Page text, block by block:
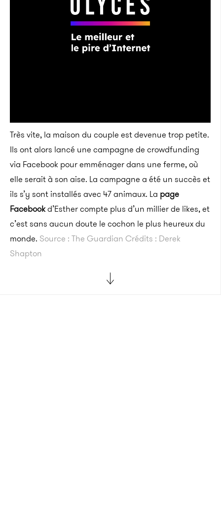
Très vite, la maison du couple est devenue trop petite.
Ils ont alors lancé une campagne de crowdfunding
via Facebook pour emménager dans une ferme, où
elle serait à son aise. La campagne a été un succès et
ils s’y sont installés avec 47 animaux. La page
Facebookd’Esther compte plus d’un millier de likes, et
c’est sans aucun doute le cochon le plus heureux du
monde. Source : The Guardian Crédits : Derek
Shapton